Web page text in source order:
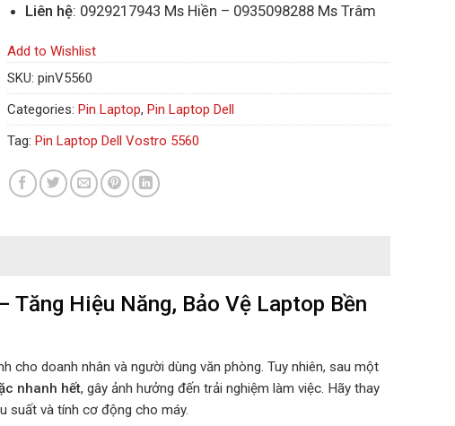
Liên hệ: 0929217943 Ms Hiền – 0935098288 Ms Trâm
Add to Wishlist
SKU: pinV5560
Categories: Pin Laptop, Pin Laptop Dell
Tag: Pin Laptop Dell Vostro 5560
Hiệu Năng, Bảo Vệ Laptop Bền
cho doanh nhân và người dùng văn phòng. Tuy nhiên, sau một
nhanh hết, gây ảnh hưởng đến trải nghiệm làm việc. Hãy thay
suất và tính cơ động cho máy.